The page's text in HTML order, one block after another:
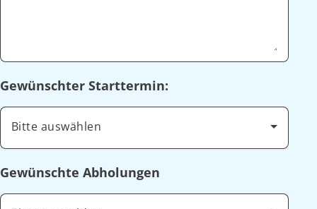
Gewünschter Starttermin:
Bitte auswählen
Gewünschte Abholungen